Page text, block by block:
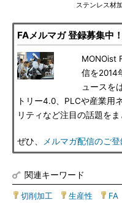
ステンレス材
FAメルマガ 登録募集中！
MONOist
信を2014
ュースを
トリー4.0、PLCや産業用
リティなど注目の話題を
ぜひ、 メルマガ配信のご登
関連キーワード
切削加工 生産性 FA